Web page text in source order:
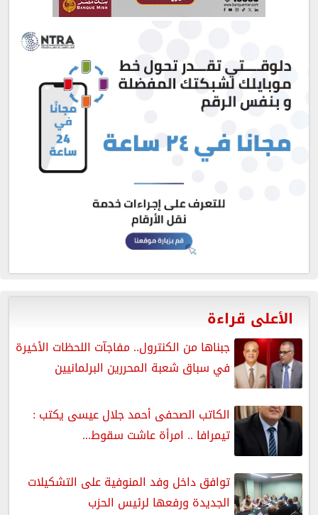
الأعلى قراءة
جبناها من الكنترول.. مفاجآت اللحظات الأخيرة
في سباق شعبة المحررين البرلمانيين
الكاتب الصحفى أحمد جلال عيسى يكتب :
تيمرافا .. امرأة عاشت سقوط...
توافق داخل وفد المنوفية على التشكيلات
الجديدة ورفعها لرئيس الحزب